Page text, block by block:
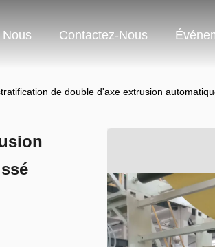
Contactez-Nous
de double d'axe extrusion